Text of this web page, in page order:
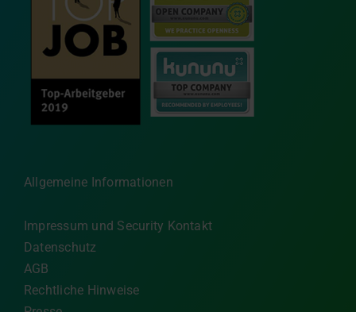
Allgemeine Informationen
Impressum und Security Kontakt
Datenschutz
AGB
Rechtliche Hinweise